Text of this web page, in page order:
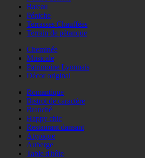
Bateau
Péniche
Terrasses Chauffées
Terrain de pétanque
Cheminée
Musicale
Patrimoine Lyonnais
Décor original
Romantique
Bistrot de caractère
Branché
Happy chic
Restaurant dansant
Atypique
Auberge
Table d'hôte